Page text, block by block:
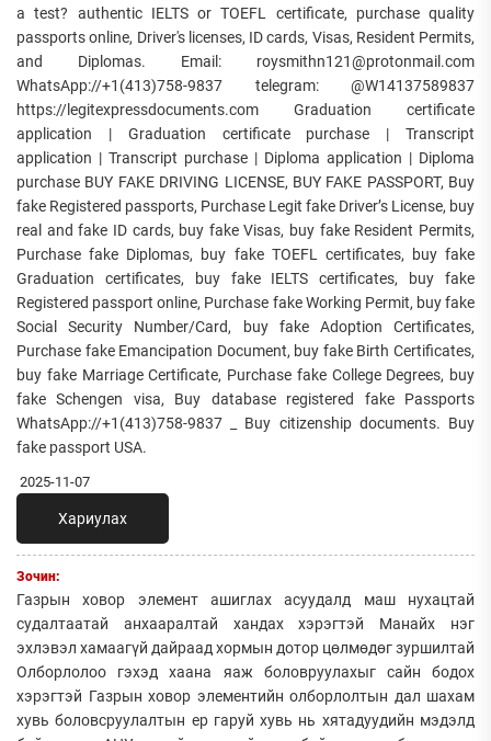
a test? authentic IELTS or TOEFL certificate, purchase quality
passports online, Driver's licenses, ID cards, Visas, Resident Permits,
and Diplomas. Email: roysmithn121@protonmail.com
WhatsApp://+1(413)758-9837 telegram: @W14137589837
https://legitexpressdocuments.com Graduation certificate
application | Graduation certificate purchase | Transcript
application | Transcript purchase | Diploma application | Diploma
purchase BUY FAKE DRIVING LICENSE, BUY FAKE PASSPORT, Buy
fake Registered passports, Purchase Legit fake Driver’s License, buy
real and fake ID cards, buy fake Visas, buy fake Resident Permits,
Purchase fake Diplomas, buy fake TOEFL certificates, buy fake
Graduation certificates, buy fake IELTS certificates, buy fake
Registered passport online, Purchase fake Working Permit, buy fake
Social Security Number/Card, buy fake Adoption Certificates,
Purchase fake Emancipation Document, buy fake Birth Certificates,
buy fake Marriage Certificate, Purchase fake College Degrees, buy
fake Schengen visa, Buy database registered fake Passports
WhatsApp://+1(413)758-9837 _ Buy citizenship documents. Buy
fake passport USA.
2025-11-07
Хариулах
Зочин:
Газрын ховор элемент ашиглах асуудалд маш нухацтай
судалтаатай анхааралтай хандах хэрэгтэй Манайх нэг
эхлэвэл хамаагүй дайраад хормын дотор цөлмөдөг зуршилтай
Олборлолоо гэхэд хаана яаж боловруулахыг сайн бодох
хэрэгтэй Газрын ховор элементийн олборлолтын дал шахам
хувь боловсруулалтын ер гаруй хувь нь хятадуудийн мэдэлд